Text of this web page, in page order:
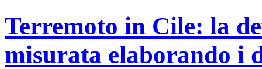
Terremoto in Cile: la
misurata elaborando i